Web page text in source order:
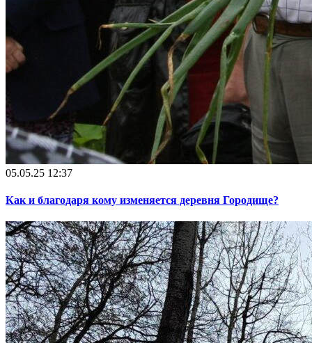
05.05.25 12:37
Как и благодаря кому изменяется деревня Городище?